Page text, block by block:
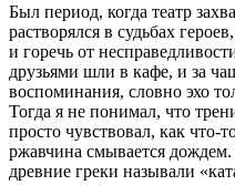
Был период, когда театр
растворялся в судьбах
и горечь от
друзьями шли в кафе, и за
воспоминания, словно эхо
Тогда я не понимал, что
просто чувствовал, как что-
ржавчина смывается
древние греки называли